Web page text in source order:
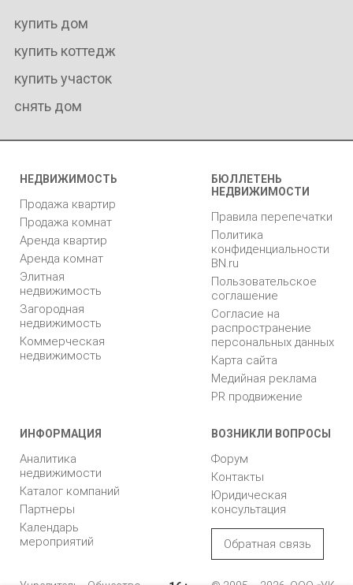
купить дом
купить коттедж
купить участок
снять дом
НЕДВИЖИМОСТЬ
Продажа квартир
Продажа комнат
Аренда квартир
Аренда комнат
Элитная
недвижимость
Загородная
недвижимость
Коммерческая
недвижимость
БЮЛЛЕТЕНЬ
НЕДВИЖИМОСТИ
Правила перепечатки
Политика
конфиденциальности
BN.ru
Пользовательское
соглашение
Согласие на
распространение
персональных данных
Карта сайта
Медийная реклама
PR продвижение
ИНФОРМАЦИЯ
Аналитика
недвижимости
Каталог компаний
Партнеры
Календарь
мероприятий
ВОЗНИКЛИ ВОПРОСЫ
Форум
Контакты
Юридическая
консультация
Обратная связь